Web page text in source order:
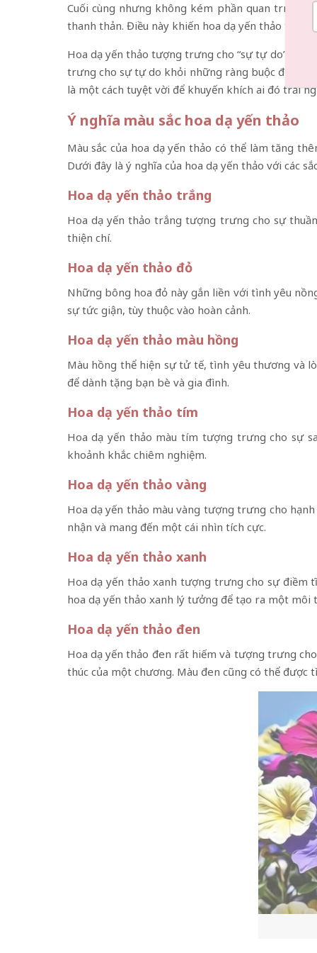
Cuối cùng nhưng không kém phần quan trọng,
thanh thản. Điều này khiến hoa dạ yến thảo trở
Hoa dạ yến thảo tượng trưng cho “sự tự do” vì
trưng cho sự tự do khỏi những ràng buộc để thể
là một cách tuyệt vời để khuyến khích ai đó trải
Ý nghĩa màu sắc hoa dạ yến thảo
Màu sắc của hoa dạ yến thảo có thể làm tăng
Dưới đây là ý nghĩa của hoa dạ yến thảo với các
Hoa dạ yến thảo trắng
Hoa dạ yến thảo trắng tượng trưng cho sự
thiện chí.
Hoa dạ yến thảo đỏ
Những bông hoa đỏ này gắn liền với tình yêu
sự tức giận, tùy thuộc vào hoàn cảnh.
Hoa dạ yến thảo màu hồng
Màu hồng thể hiện sự tử tế, tình yêu thương và
để dành tặng bạn bè và gia đình.
Hoa dạ yến thảo tím
Hoa dạ yến thảo màu tím tượng trưng cho sự
khoảnh khắc chiêm nghiệm.
Hoa dạ yến thảo vàng
Hoa dạ yến thảo màu vàng tượng trưng cho
nhận và mang đến một cái nhìn tích cực.
Hoa dạ yến thảo xanh
Hoa dạ yến thảo xanh tượng trưng cho sự điềm
hoa dạ yến thảo xanh lý tưởng để tạo ra một môi
Hoa dạ yến thảo đen
Hoa dạ yến thảo đen rất hiếm và tượng trưng
thúc của một chương. Màu đen cũng có thể được